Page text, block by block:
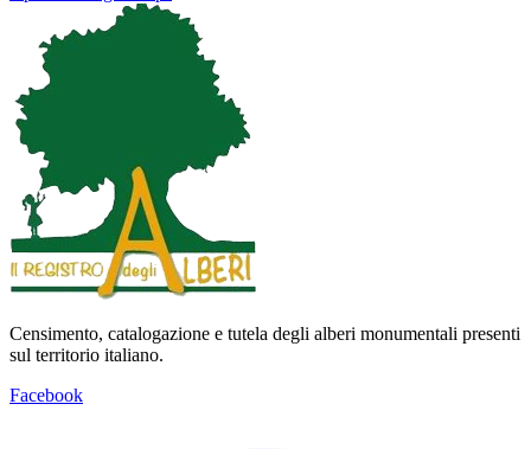
Map Satellite
Censimento, catalogazione e tutela degli alberi monumentali presenti
sul territorio italiano.
Facebook